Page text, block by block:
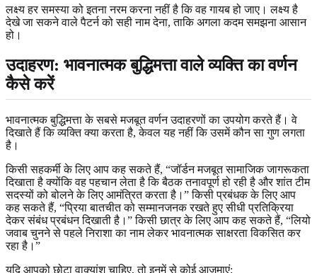
लक्ष्य हर समस्या को इतना नरम करना नहीं है कि वह गायब हो जाए। लक्ष्य है
देखे जा सकने वाले पैटर्न को सही नाम देना, ताकि अगला कदम समझना आसान
हो।
उदाहरण: भावनात्मक बुद्धिमत्ता वाले व्यक्ति का वर्णन
कैसे करें
भावनात्मक बुद्धिमत्ता के सबसे मजबूत वर्णन उदाहरणों का उपयोग करते हैं। वे
दिखाते हैं कि व्यक्ति क्या करता है, केवल यह नहीं कि उसमें कौन सा गुण लगता
है।
किसी सहकर्मी के लिए आप कह सकते हैं, “जॉर्डन मजबूत सामाजिक जागरूकता
दिखाता है क्योंकि वह पहचान लेता है कि बैठक तनावपूर्ण हो रही है और शांत टीम
सदस्यों को बोलने के लिए आमंत्रित करता है।” किसी प्रबंधक के लिए आप
कह सकते हैं, “प्रिया बातचीत को सम्मानजनक रखते हुए सीधी प्रतिक्रिया
देकर संबंध प्रबंधन दिखाती है।” किसी छात्र के लिए आप कह सकते हैं, “लियो
जवाब चुनने से पहले निराशा का नाम लेकर भावनात्मक साक्षरता विकसित कर
रहा है।”
यदि आपको छोटा वाक्यांश चाहिए, तो इनमें से कोई आजमाएं: